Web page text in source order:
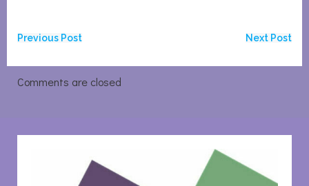
Navigation
de
Previous Post
Navigation
Next Post
Comments are closed